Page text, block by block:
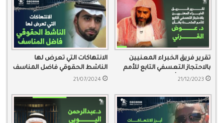
تقرير فريق الخبراء المعنيين
بالاحتجاز التعسفي التابع للأمم
المتحدة بشأن د. عوض القرني
21/12/2023
الانتهاكات التي تعرض لها
الناشط الحقوقي فاضل المناسف
21/07/2024